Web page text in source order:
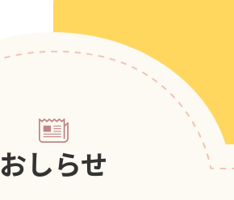
ポップアスリートカップ
おしらせ